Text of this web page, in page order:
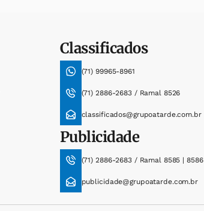
Classificados
(71) 99965-8961
(71) 2886-2683 / Ramal 8526
classificados@grupoatarde.com.br
Publicidade
(71) 2886-2683 / Ramal 8585 | 8586
publicidade@grupoatarde.com.br